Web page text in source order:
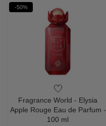
-50%
Fragrance World - Elysia
Apple Rouge Eau de Parfum -
100 ml